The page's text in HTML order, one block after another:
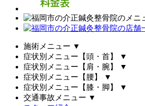
施術メニュー ▼
症状別メニュー【頭・首】
▼
症状別メニュー【肩・腕】
▼
症状別メニュー【腰】
▼
症状別メニュー【膝・脚】
▼
交通事故メニュー ▼